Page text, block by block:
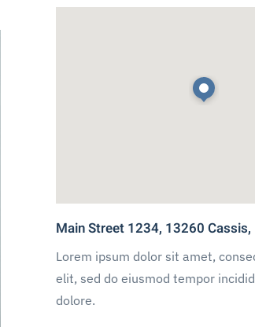
Main Street 1234, 13260 Cassis,
Lorem ipsum dolor sit amet,
elit, sed do eiusmod tempor
dolore.